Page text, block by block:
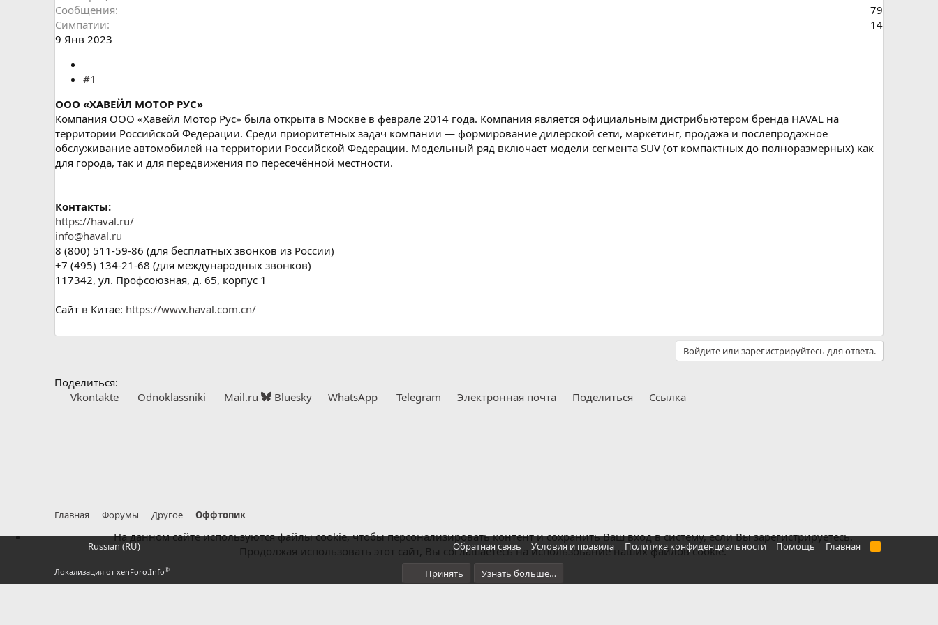
Сообщения
79
Симпатии
14
9 Янв 2023
#1
ООО «ХАВЕЙЛ МОТОР РУС»
Компания ООО «Хавейл Мотор Рус» была открыта в Москве в феврале 2014 года. Компания является официальным дистрибьютером бренда HAVAL на
территории Российской Федерации. Среди приоритетных задач компании — формирование дилерской сети, маркетинг, продажа и послепродажное
обслуживание автомобилей на территории Российской Федерации. Модельный ряд включает модели сегмента SUV (от компактных до полноразмерных) как
для города, так и для передвижения по пересечённой местности.
Контакты:
https://haval.ru/
info@haval.ru
8 (800) 511-59-86 (для бесплатных звонков из России)
+7 (495) 134-21-68 (для международных звонков)
117342, ул. Профсоюзная, д. 65, корпус 1
Сайт в Китае: https://www.haval.com.cn/
Войдите или зарегистрируйтесь для ответа.
Поделиться:
Vkontakte
Odnoklassniki Mail.ru Bluesky WhatsApp Telegram Электронная почта Поделиться Ссылка
Главная Форумы Другое Оффтопик
Russian (RU) Обратная связь Условия и правила Политика конфиденциальности Помощь Главная
R
Локализация от xenForo.Info®
На данном сайте используются файлы cookie, чтобы персонализировать контент и сохранить Ваш вход в систему, если Вы зарегистрируетесь.
Продолжая использовать этот сайт, Вы соглашаетесь на использование наших файлов cookie.
Принять Узнать больше…